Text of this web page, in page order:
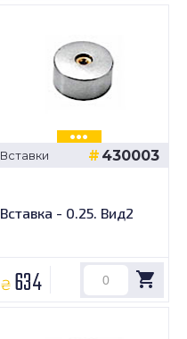
Вставки 430003
Вставка - 0.25. Вид2
₴ 634